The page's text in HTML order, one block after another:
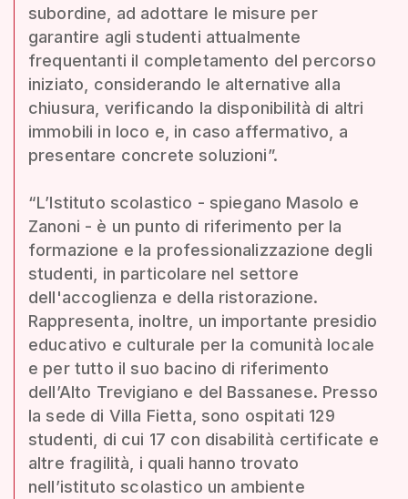
subordine, ad adottare le misure per
garantire agli studenti attualmente
frequentanti il completamento del percorso
iniziato, considerando le alternative alla
chiusura, verificando la disponibilità di altri
immobili in loco e, in caso affermativo, a
presentare concrete soluzioni”.
“L’Istituto scolastico - spiegano Masolo e
Zanoni - è un punto di riferimento per la
formazione e la professionalizzazione degli
studenti, in particolare nel settore
dell'accoglienza e della ristorazione.
Rappresenta, inoltre, un importante presidio
educativo e culturale per la comunità locale
e per tutto il suo bacino di riferimento
dell’Alto Trevigiano e del Bassanese. Presso
la sede di Villa Fietta, sono ospitati 129
studenti, di cui 17 con disabilità certificate e
altre fragilità, i quali hanno trovato
nell’istituto scolastico un ambiente